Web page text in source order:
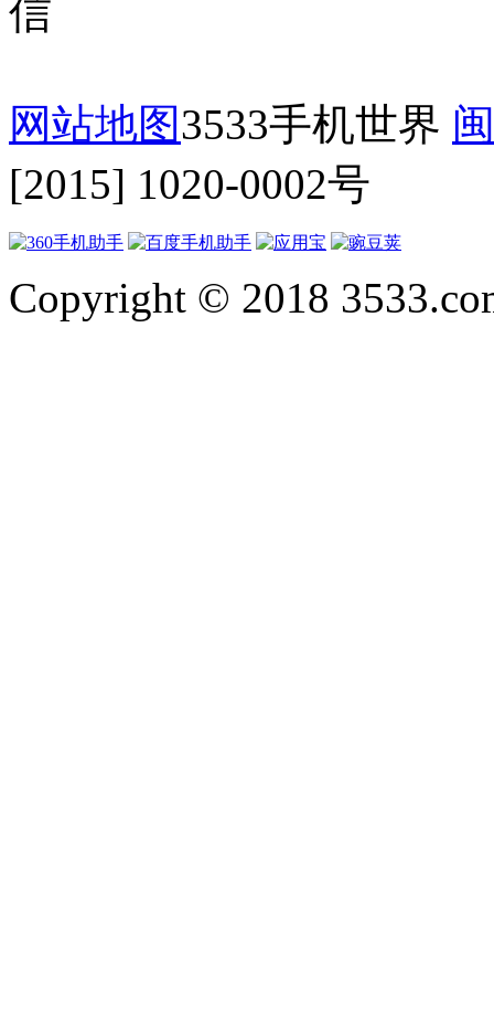
网站地图3533手机世界
[2015] 1020-0002号
Copyright © 2018